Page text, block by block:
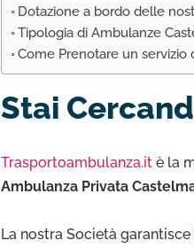
Dotazione a bordo delle
Tipologia di Ambulanze
Come Prenotare un servizio
Stai
Trasportoambulanza.it è la
Ambulanza Privata
La nostra Società garantisce